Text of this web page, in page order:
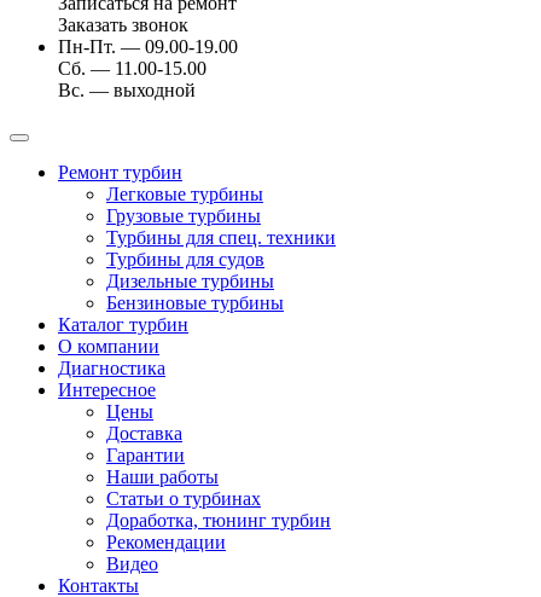
Заказать звонок
Пн-Пт. — 09.00-19.00
Сб. — 11.00-15.00
Вс. — выходной
Ремонт турбин
Легковые турбины
Грузовые турбины
Турбины для спец. техники
Турбины для судов
Дизельные турбины
Бензиновые турбины
Каталог турбин
О компании
Диагностика
Интересное
Цены
Доставка
Гарантии
Наши работы
Статьи о турбинах
Доработка, тюнинг турбин
Рекомендации
Видео
Контакты